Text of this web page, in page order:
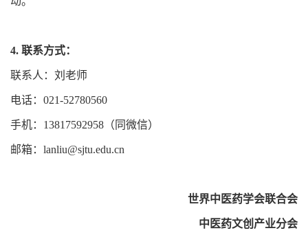
4. 联系方式：
联系人：刘老师
电话：021-52780560
手机：13817592958（同微信）
邮箱：lanliu@sjtu.edu.cn
世界中医药学会联合会
中医药文创产业分会